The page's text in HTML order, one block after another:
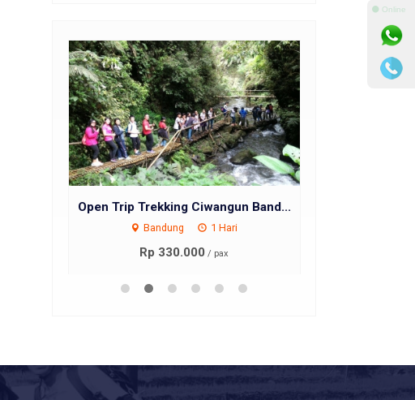
Open Trip Trekking Ciwangun Band...
Bandung 1 Hari
Rp 330.000 / pax
⚫ Online